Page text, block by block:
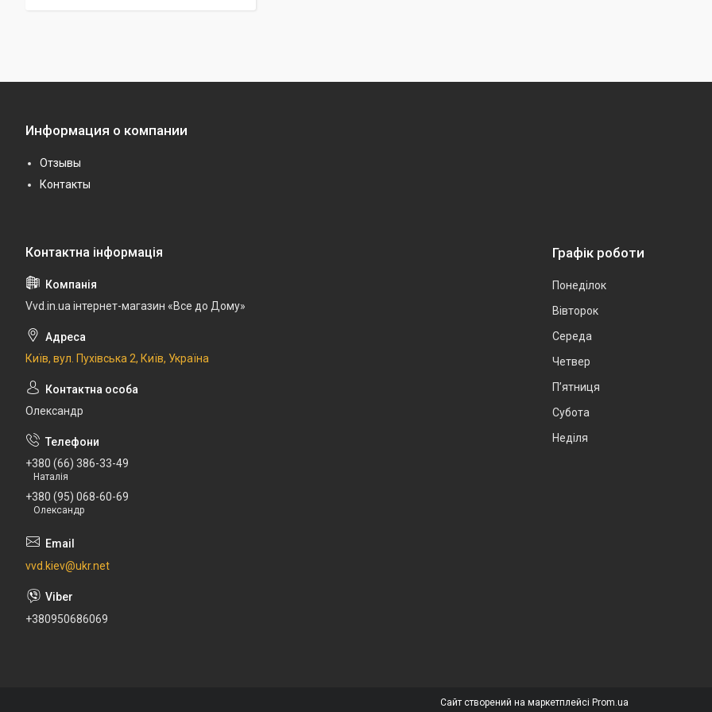
Информация о компании
Отзывы
Контакты
Vvd.in.ua інтернет-магазин «Все до Дому»
Київ, вул. Пухівська 2, Київ, Україна
Олександр
+380 (66) 386-33-49
Наталія
+380 (95) 068-60-69
Олександр
vvd.kiev@ukr.net
+380950686069
Графік роботи
Понеділок
Вівторок
Середа
Четвер
Пʼятниця
Субота
Неділя
Сайт створений на маркетплейсі Prom.ua